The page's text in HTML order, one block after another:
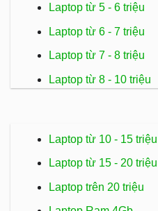
Laptop từ 5 - 6 triệu
Laptop từ 6 - 7 triệu
Laptop từ 7 - 8 triệu
Laptop từ 8 - 10 triệu
Laptop từ 10 - 15 triệu
Laptop từ 15 - 20 triệu
Laptop trên 20 triệu